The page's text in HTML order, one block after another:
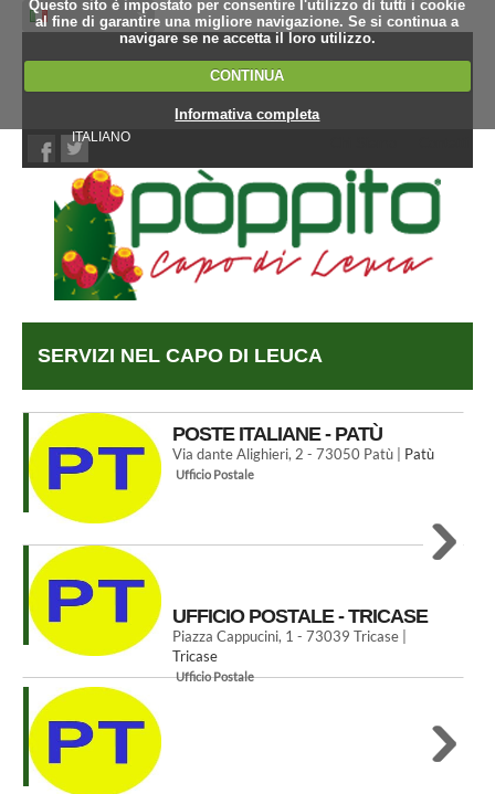
Questo sito è impostato per consentire l'utilizzo di tutti i cookie
al fine di garantire una migliore navigazione. Se si continua a
navigare se ne accetta il loro utilizzo.
CONTINUA
Informativa completa
ITALIANO
SERVIZI NEL CAPO DI LEUCA
POSTE ITALIANE - PATÙ
Via dante Alighieri, 2 - 73050 Patù | Patù
Ufficio Postale
UFFICIO POSTALE - TRICASE
Piazza Cappucini, 1 - 73039 Tricase |
Tricase
Ufficio Postale